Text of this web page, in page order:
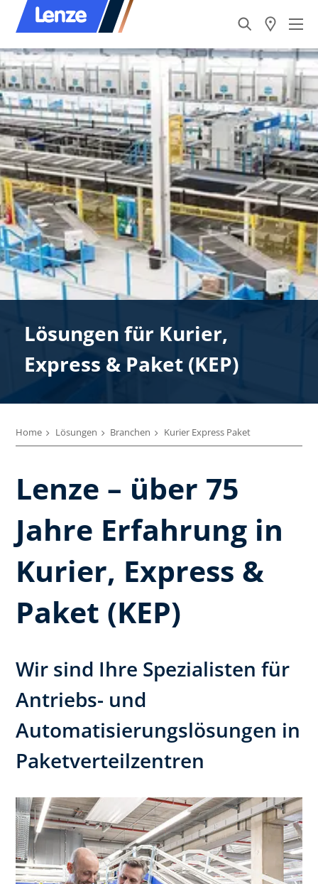
Lösungen für Kurier,
Express & ​Paket (KEP)
Home Lösungen Branchen Kurier Express Paket
Lenze – über 75
Jahre Erfahrung in
Kurier, Express &
Paket (KEP)
Wir sind Ihre Spezialisten für
Antriebs- und
Automatisierungslösungen in
Paketverteilzentren